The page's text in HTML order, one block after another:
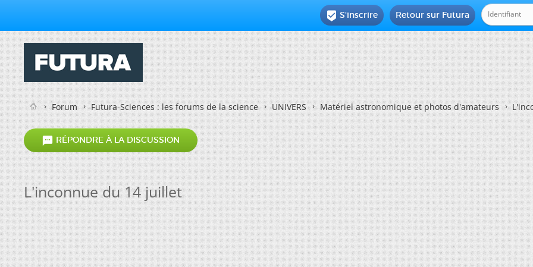
Retour sur Futura
 S'inscrire
Forum Futura-Sciences : les forums de la science UNIVERS Matériel astronomique et photos d'amateurs
 RÉPONDRE À LA DISCUSSION
L'inconnue du 14 juillet